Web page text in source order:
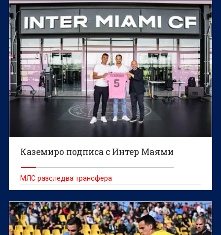
Каземиро подписа с Интер Маями
МЛС разследва трансфера